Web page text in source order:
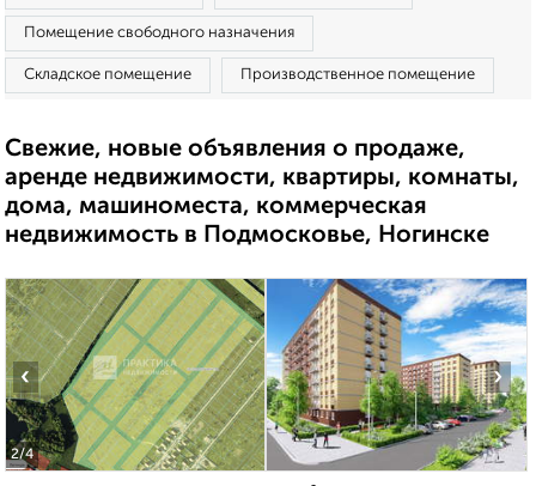
Помещение свободного назначения
Складское помещение Производственное помещение
Свежие, новые объявления о продаже,
аренде недвижимости, квартиры, комнаты,
дома, машиноместа, коммерческая
недвижимость в Подмосковье, Ногинске
2/4
‹ ›